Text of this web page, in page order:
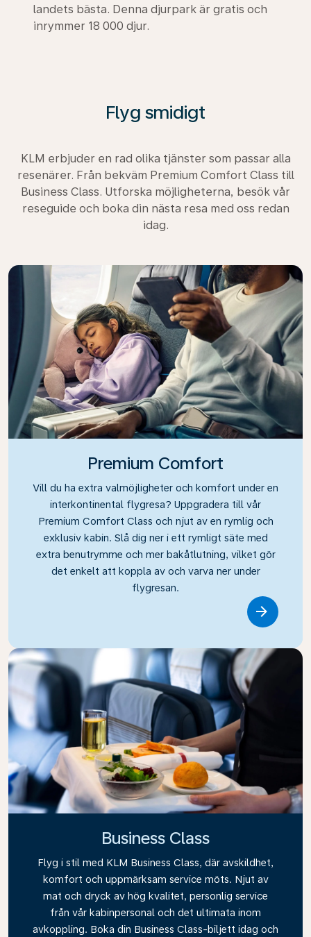
landets bästa. Denna djurpark är gratis och
inrymmer 18 000 djur.
Flyg smidigt
KLM erbjuder en rad olika tjänster som passar alla
resenärer. Från bekväm Premium Comfort Class till
Business Class. Utforska möjligheterna, besök vår
reseguide och boka din nästa resa med oss redan
idag.
Premium Comfort
Vill du ha extra valmöjligheter och komfort under en
interkontinental flygresa? Uppgradera till vår
Premium Comfort Class och njut av en rymlig och
exklusiv kabin. Slå dig ner i ett rymligt säte med
extra benutrymme och mer bakåtlutning, vilket gör
det enkelt att koppla av och varva ner under
flygresan.
Business Class
Flyg i stil med KLM Business Class, där avskildhet,
komfort och uppmärksam service möts. Njut av
mat och dryck av hög kvalitet, personlig service
från vår kabinpersonal och det ultimata inom
avkoppling. Boka din Business Class-biljett idag och